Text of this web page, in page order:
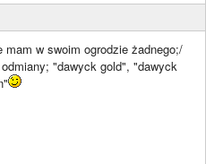
w swoim ogrodzie żadnego;/
"dawyck gold", "dawyck